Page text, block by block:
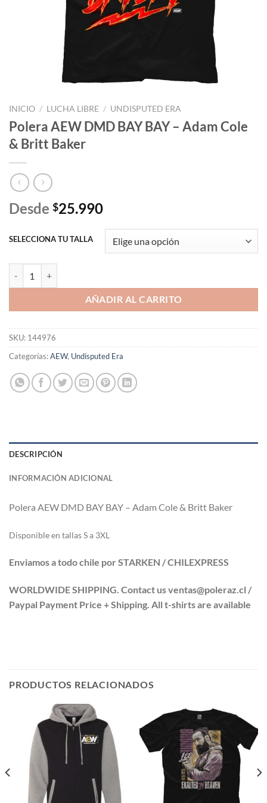
INICIO / LUCHA LIBRE / UNDISPUTED ERA
Polera AEW DMD BAY BAY – Adam Cole
& Britt Baker
Desde $25.990
SELECCIONA TU TALLA
AÑADIR AL CARRITO
SKU: 144976
Categorías:AEW, Undisputed Era
DESCRIPCIÓN
INFORMACIÓN ADICIONAL
Polera AEW DMD BAY BAY – Adam Cole & Britt Baker
Disponible en tallas S a 3XL
Enviamos a todo chile por STARKEN / CHILEXPRESS
WORLDWIDE SHIPPING. Contact us ventas@poleraz.cl /
Paypal Payment Price + Shipping. All t-shirts are available
PRODUCTOS RELACIONADOS